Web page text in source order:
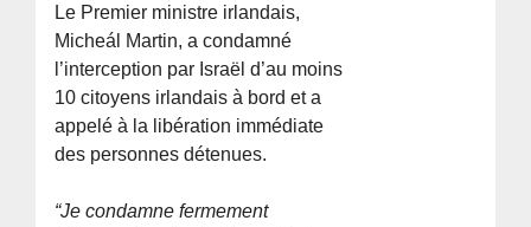
Le Premier ministre irlandais,
Micheál Martin, a condamné
l’interception par Israël d’au moins
10 citoyens irlandais à bord et a
appelé à la libération immédiate
des personnes détenues.
“Je condamne fermement